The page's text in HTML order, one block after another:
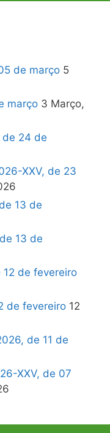
de março 5
março 3 Março,
de 24 de
XXV, de 23
13 de
13 de
12 de fevereiro
de fevereiro 12
de 11 de
XXV, de 07